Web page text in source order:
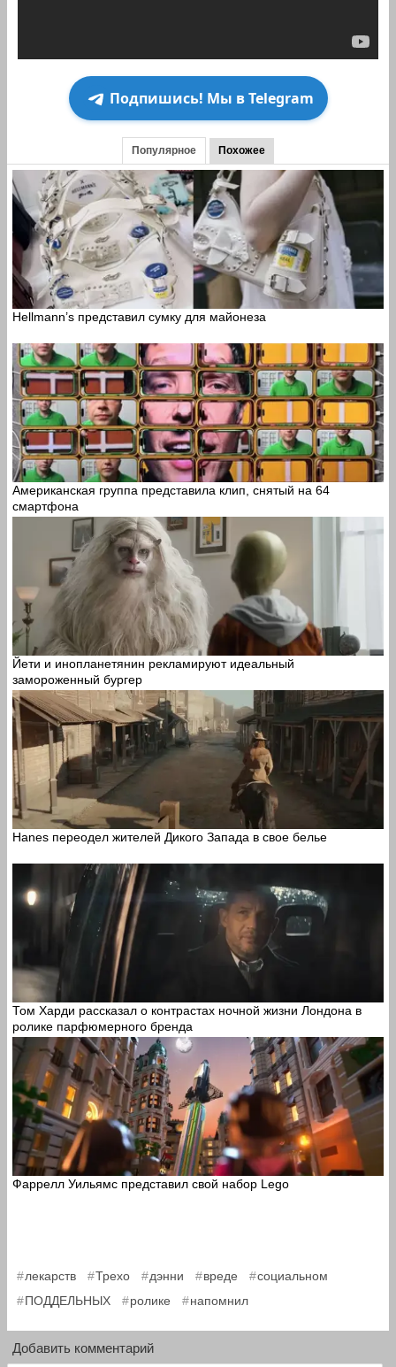
Подпишись! Мы в Telegram
Популярное Похожее
Hellmann’s представил сумку для майонеза
Американская группа представила клип, снятый на 64
смартфона
Йети и инопланетянин рекламируют идеальный
замороженный бургер
Hanes переодел жителей Дикого Запада в свое белье
Том Харди рассказал о контрастах ночной жизни Лондона в
ролике парфюмерного бренда
Фаррелл Уильямс представил свой набор Lego
лекарств Трехо дэнни вреде социальном
ПОДДЕЛЬНЫХ ролике напомнил
Добавить комментарий